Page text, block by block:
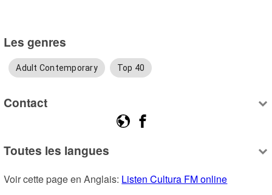
Les genres
Adult Contemporary Top 40
Contact
Toutes les langues
Voir cette page en Anglais: Listen Cultura FM online